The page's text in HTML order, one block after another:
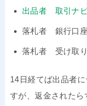
出品者 取引ナ
落札者 銀行口
落札者 受け取
14日経てば出品者
すが、返金された